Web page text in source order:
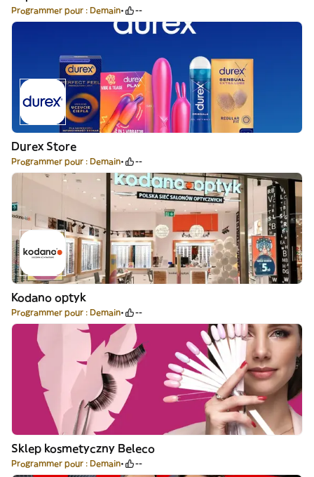
Programmer pour : Demain --
Durex Store
Programmer pour : Demain --
Kodano optyk
Programmer pour : Demain --
Sklep kosmetyczny Beleco
Programmer pour : Demain --